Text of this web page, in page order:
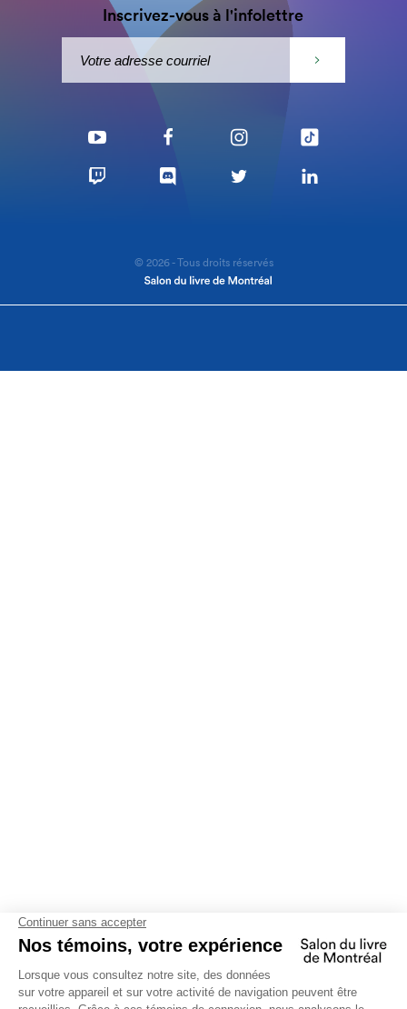
Inscrivez-vous à l'infolettre
© 2026 - Tous droits réservés